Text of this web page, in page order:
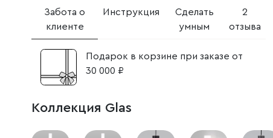
Забота о
клиенте
Инструкция
Сделать
умным
2
отзыва
Подарок в корзине при заказе от
30 000 ₽
Коллекция Glas